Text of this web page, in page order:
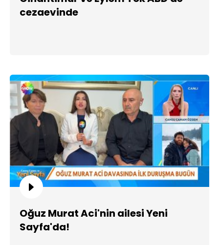
cezaevinde
Oğuz Murat Aci'nin ailesi Yeni
Sayfa'da!